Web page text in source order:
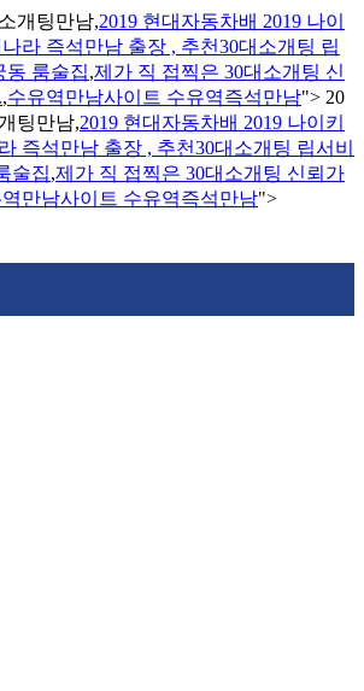
개팅만남,2019 현대자동차배 2019 나이
라 즉석만남 출장 , 추천30대소개팅 립
동 룸술집,제가 직 접찍은 30대소개팅 신
,수유역만남사이트 수유역즉석만남"> 20
팅만남,2019 현대자동차배 2019 나이키
즉석만남 출장 , 추천30대소개팅 립서비
술집,제가 직 접찍은 30대소개팅 신뢰가
만남사이트 수유역즉석만남">